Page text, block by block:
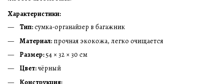
Характеристики:
Тип:сумка-органайзер в багажник
Материал: прочная экокожа, легко очищается
Размер:54 × 32 × 30 см
Цвет:чёрный